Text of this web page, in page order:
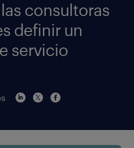
consultoras
definir un
servicio